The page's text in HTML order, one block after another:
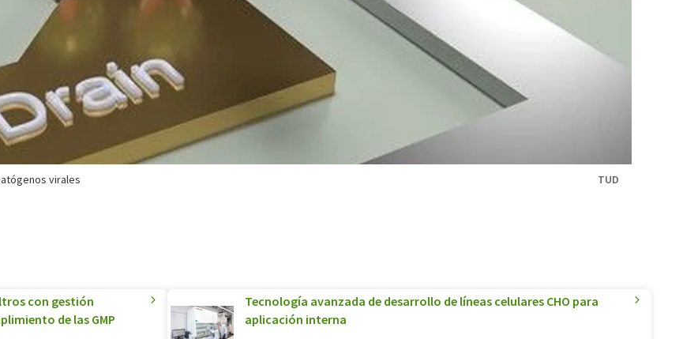
virales TUD
con gestión
de las GMP
Tecnología avanzada de desarrollo de líneas celulares CHO para
aplicación interna